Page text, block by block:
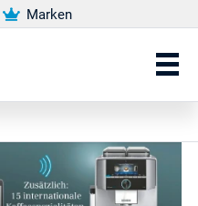
Marken